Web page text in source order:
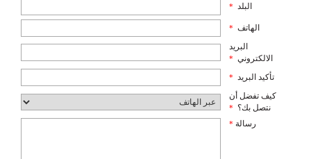
البلد *
الهاتف *
البريد
الالكتروني *
تأكيد البريد *
كيف تفضل أن
نتصل بك؟ *
رسالة *